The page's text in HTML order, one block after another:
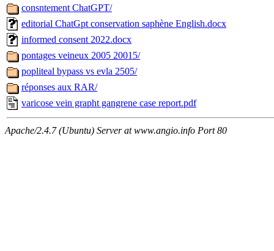
consntement ChatGPT/
editorial ChatGpt conservation saphène English.docx
informed consent 2022.docx
pontages veineux 2005 20015/
popliteal bypass vs evla 2505/
réponses aux RAR/
varicose vein grapht gangrene case report.pdf
Apache/2.4.7 (Ubuntu) Server at www.angio.info Port 80